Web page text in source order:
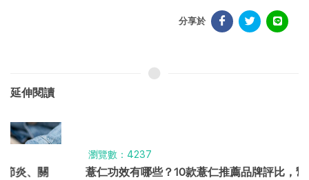
分享於
延伸閱讀
薏仁功效有哪些？10款薏仁推薦品牌評比，幫助消水腫、